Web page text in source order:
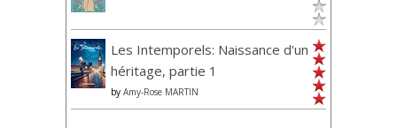
Les Intemporels: Naissance d'un
héritage, partie 1
by Amy-Rose MARTIN